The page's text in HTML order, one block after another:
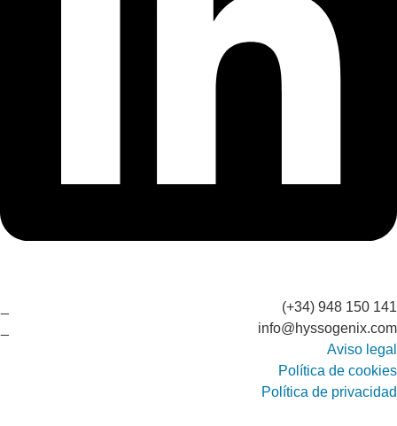
(+34) 948 150 141
info@hyssogenix.com
Aviso legal
Política de cookies
Política de privacidad